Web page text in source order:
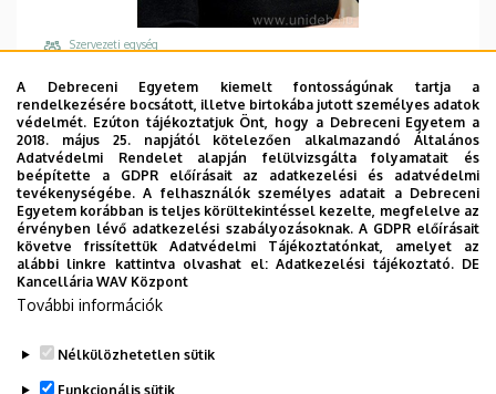
Szervezeti egység
Debreceni Egyetem, Kancellária, Pénzügyi
Igazgatóság
Központi telefonszám, mellék
+36 52 512 700 / 88147
Email
kotorman.annamaria@fin.unideb.hu
Cím
4028 Debrecen Tüzér utca 4.
Forest Center, 3. emelet (B épület)
A Debreceni Egyetem kiemelt fontosságúnak tartja a
rendelkezésére bocsátott, illetve birtokába jutott személyes adatok
védelmét. Ezúton tájékoztatjuk Önt, hogy a Debreceni Egyetem a
2018. május 25. napjától kötelezően alkalmazandó Általános
Adatvédelmi Rendelet alapján felülvizsgálta folyamatait és
beépítette a GDPR előírásait az adatkezelési és adatvédelmi
tevékenységébe. A felhasználók személyes adatait a Debreceni
Egyetem korábban is teljes körültekintéssel kezelte, megfelelve az
érvényben lévő adatkezelési szabályozásoknak. A GDPR előírásait
követve frissítettük Adatvédelmi Tájékoztatónkat, amelyet az
alábbi linkre kattintva olvashat el:Adatkezelési tájékoztató. DE
Kancellária WAV Központ
További információk
Nélkülözhetetlen sütik
Funkcionális sütik